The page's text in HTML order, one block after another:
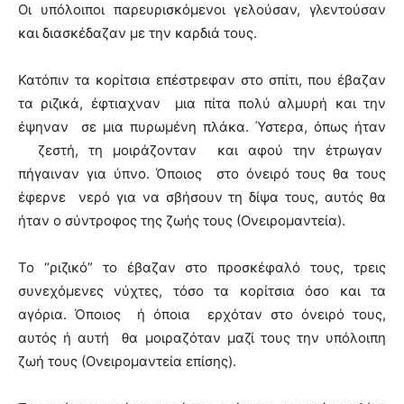
Οι υπόλοιποι παρευρισκόμενοι γελούσαν, γλεντούσαν
και διασκέδαζαν με την καρδιά τους.
Κατόπιν τα κορίτσια επέστρεφαν στο σπίτι, που έβαζαν
τα ριζικά, έφτιαχναν μια πίτα πολύ αλμυρή και την
έψηναν σε μια πυρωμένη πλάκα. Ύστερα, όπως ήταν
ζεστή, τη μοιράζονταν και αφού την έτρωγαν
πήγαιναν για ύπνο. Όποιος στο όνειρό τους θα τους
έφερνε νερό για να σβήσουν τη δίψα τους, αυτός θα
ήταν ο σύντροφος της ζωής τους (Ονειρομαντεία).
Το “ριζικό” το έβαζαν στο προσκέφαλό τους, τρεις
συνεχόμενες νύχτες, τόσο τα κορίτσια όσο και τα
αγόρια. Όποιος ή όποια ερχόταν στο όνειρό τους,
αυτός ή αυτή θα μοιραζόταν μαζί τους την υπόλοιπη
ζωή τους (Ονειρομαντεία επίσης).